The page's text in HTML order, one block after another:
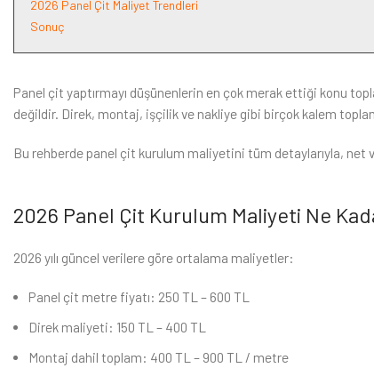
2026 Panel Çit Maliyet Trendleri
Sonuç
Panel çit yaptırmayı düşünenlerin en çok merak ettiği konu
değildir. Direk, montaj, işçilik ve nakliye gibi birçok kalem
Bu rehberde panel çit kurulum maliyetini tüm detaylarıyla, net
2026 Panel Çit Kurulum Maliyeti Ne
2026 yılı güncel verilere göre ortalama maliyetler:
Panel çit metre fiyatı: 250 TL – 600 TL
Direk maliyeti: 150 TL – 400 TL
Montaj dahil toplam: 400 TL – 900 TL / metre